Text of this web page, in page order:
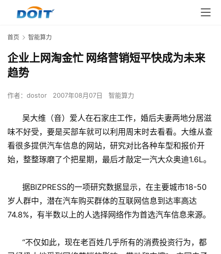
首页 智能算力
企业上网淘金忙 网络营销短平快成为未来
趋势
作者： dostor 2007年08月07日 智能算力
吴大维（音）爱人在石家庄工作，婚后夫妻两地分居滋
味不好受，要是买部车就可以利用周末时去看看。大维从查
看很多提供汽车信息的网站，研究对比各种车型和报价开
始，整整琢磨了个把星期，最后才敲定一汽大众奥迪1.6L。
据BIZPRESS的一项研究数据显示，在主要城市18-50
岁人群中，潜在汽车购买群体的互联网信息到达率高达
74.8%，有半数以上的人选择网络作为首选汽车信息来源。
“不仅如此，现在老百姓几乎所有的消费投资行为，都